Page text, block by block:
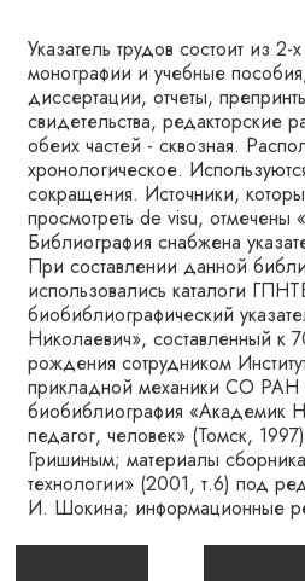
Указатель трудов состоит из 2-
монографии и учебные
диссертации, отчеты,
свидетельства, редакторские
обеих частей - сквозная.
хронологическое.
сокращения. Источники,
просмотреть de visu, отмечены
Библиография снабжена
При составлении данной
использовались каталоги
биобиблиографический
Николаевич», составленный к
рождения сотрудником
прикладной механики СО РАН
биобиблиография «Академик
педагог, человек» (Томск,
Гришиным; материалы
технологии» (2001, т.6) под
И. Шокина; информационные